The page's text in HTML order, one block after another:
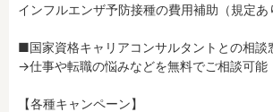
インフルエンザ予防接種の費用補助（規定あ
■国家資格キャリアコンサルタントとの相談
→仕事や転職の悩みなどを無料でご相談可能
【各種キャンペーン】